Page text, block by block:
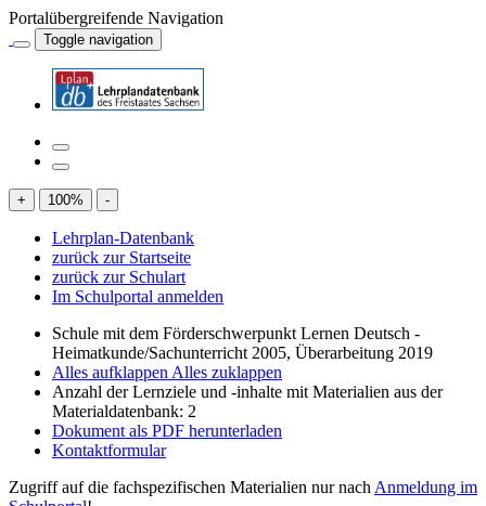
Portalübergreifende Navigation
Toggle navigation
+ 100% -
Lehrplan-Datenbank
zurück zur Startseite
zurück zur Schulart
Im Schulportal anmelden
Schule mit dem Förderschwerpunkt Lernen Deutsch -
Heimatkunde/Sachunterricht 2005, Überarbeitung 2019
Alles aufklappen Alles zuklappen
Anzahl der Lernziele und -inhalte mit Materialien aus der
Materialdatenbank: 2
Dokument als PDF herunterladen
Kontaktformular
Zugriff auf die fachspezifischen Materialien nur nach Anmeldung im